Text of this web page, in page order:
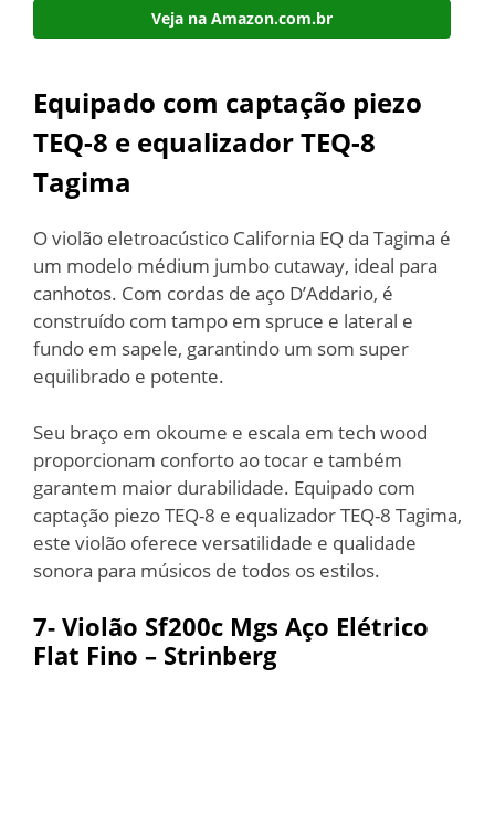
Veja na Amazon.com.br
Equipado com captação piezo
TEQ-8 e equalizador TEQ-8
Tagima
O violão eletroacústico California EQ da Tagima é
um modelo médium jumbo cutaway, ideal para
canhotos. Com cordas de aço D’Addario, é
construído com tampo em spruce e lateral e
fundo em sapele, garantindo um som super
equilibrado e potente.
Seu braço em okoume e escala em tech wood
proporcionam conforto ao tocar e também
garantem maior durabilidade. Equipado com
captação piezo TEQ-8 e equalizador TEQ-8 Tagima,
este violão oferece versatilidade e qualidade
sonora para músicos de todos os estilos.
7- Violão Sf200c Mgs Aço Elétrico
Flat Fino – Strinberg